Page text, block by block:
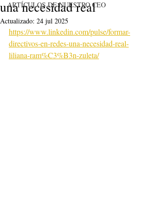
ARTÍCULOS DE NUESTRO CEO
una necesidad real
Actualizado: 24 jul 2025
https://www.linkedin.com/pulse/formar-
directivos-en-redes-una-necesidad-real-
liliana-ram%C3%B3n-zuleta/